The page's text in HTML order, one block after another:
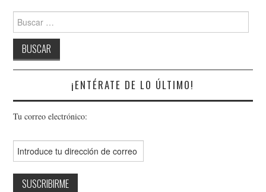
¡ENTÉRATE DE LO ÚLTIMO!
Tu correo electrónico: